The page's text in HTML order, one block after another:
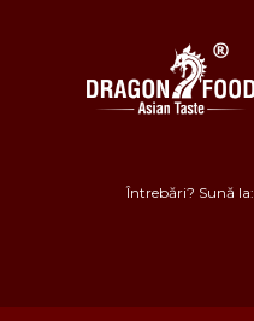
Întrebări? Sună la: